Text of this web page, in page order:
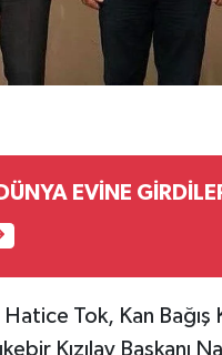
EVİNE
Tok, Kan Bağış
Kızılay Başkanı